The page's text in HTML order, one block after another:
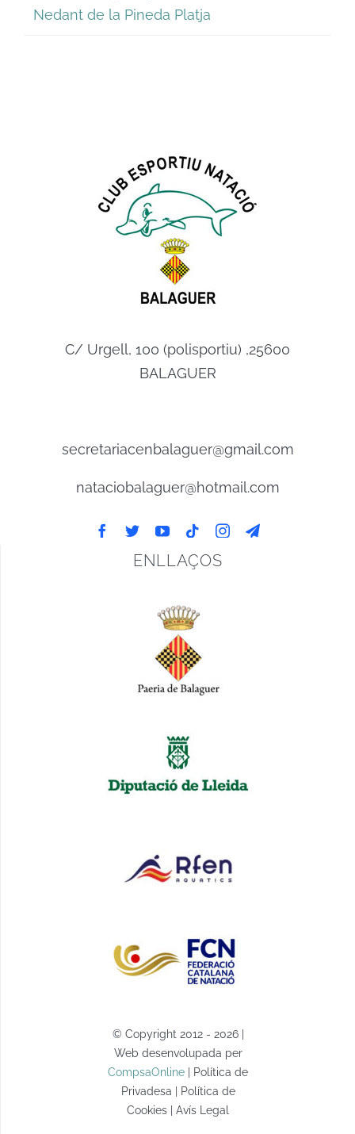
Nedant de la Pineda Platja
C/ Urgell, 100 (polisportiu) ,25600
BALAGUER
secretariacenbalaguer@gmail.com
nataciobalaguer@hotmail.com
ENLLAÇOS
© Copyright 2012 - 2026 |
Web desenvolupada per
CompsaOnline | Política de
Privadesa | Política de
Cookies | Avís Legal